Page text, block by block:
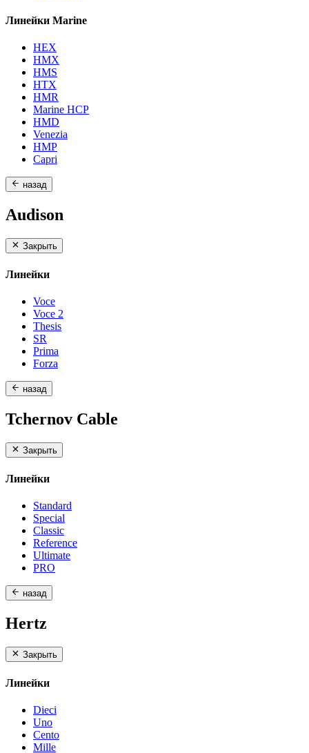
Линейки Marine
HEX
HMX
HMS
HTX
HMR
Marine HCP
HMD
Venezia
HMP
Capri
назад
Audison
Закрыть
Линейки
Voce
Voce 2
Thesis
SR
Prima
Forza
назад
Tchernov Cable
Закрыть
Линейки
Standard
Special
Classic
Reference
Ultimate
PRO
назад
Hertz
Закрыть
Линейки
Dieci
Uno
Cento
Mille